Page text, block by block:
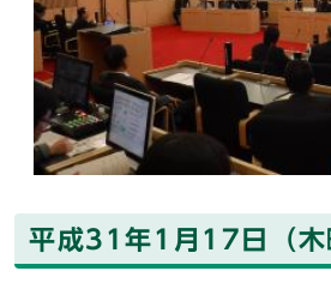
平成31年1月17日（木